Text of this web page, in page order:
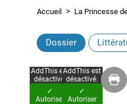
Fil
d'Ariane
Accueil La Princesse
Dossier
AddThis est
désactivé.
✓
Autoriser
AddThis est
désactivé.
✓
Autoriser